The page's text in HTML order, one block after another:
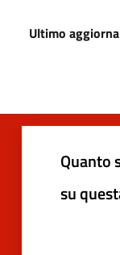
Ultimo
Quanto
su